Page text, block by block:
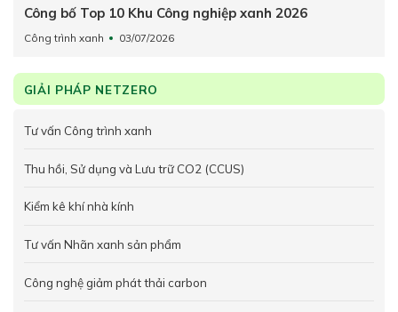
Công bố Top 10 Khu Công nghiệp xanh 2026
Công trình xanh 03/07/2026
GIẢI PHÁP NETZERO
Tư vấn Công trình xanh
Thu hồi, Sử dụng và Lưu trữ CO2 (CCUS)
Kiểm kê khí nhà kính
Tư vấn Nhãn xanh sản phẩm
Công nghệ giảm phát thải carbon